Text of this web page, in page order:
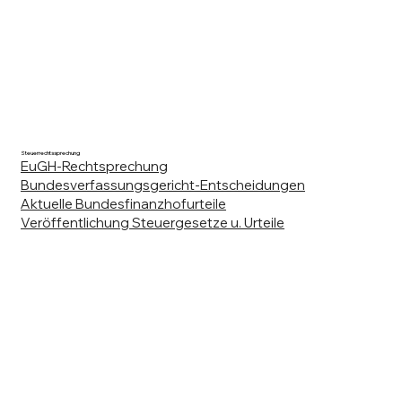
Steuerrechtssprechung
EuGH-Rechtsprechung
Bundesverfassungsgericht-Entscheidungen
Aktuelle Bundesfinanzhofurteile
Veröffentlichung Steuergesetze u. Urteile